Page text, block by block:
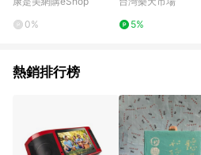
0%
5%
熱銷排行榜